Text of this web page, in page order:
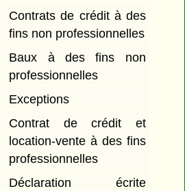
Contrats de crédit à des
fins non professionnelles
Baux à des fins non
professionnelles
Exceptions
Contrat de crédit et
location-vente à des fins
professionnelles
Déclaration écrite